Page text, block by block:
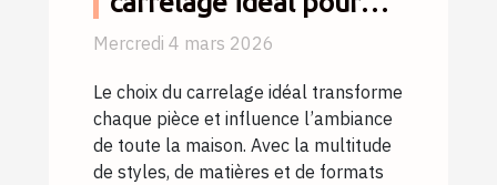
chaque espace de votre
Mercredi 4 mars 2026
Le choix du carrelage idéal transforme
chaque pièce et influence l’ambiance
de toute la maison. Avec la multitude
de styles, de matières et de formats